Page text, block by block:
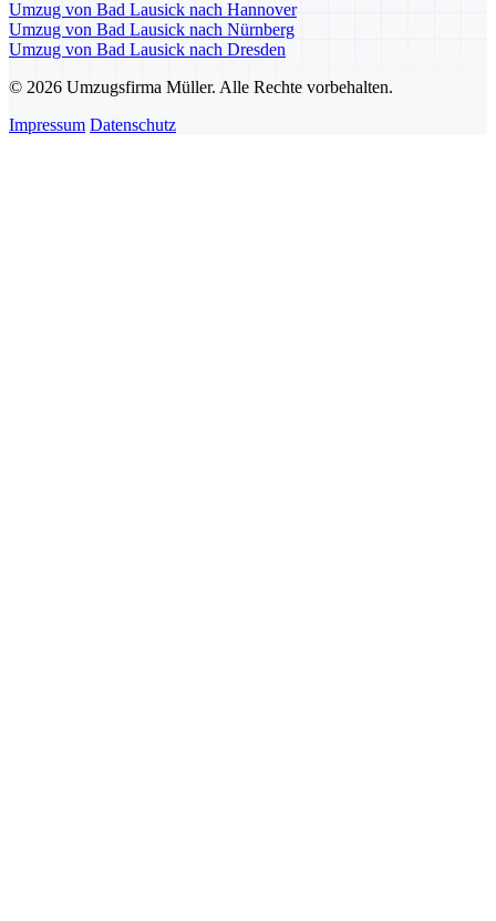
Umzug von Bad Lausick nach Hannover
Umzug von Bad Lausick nach Nürnberg
Umzug von Bad Lausick nach Dresden
© 2026 Umzugsfirma Müller. Alle Rechte vorbehalten.
Impressum Datenschutz